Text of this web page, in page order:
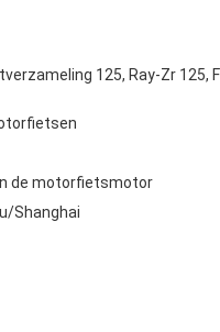
125, Ray-Zr 125,
de motorfietsmotor
Shanghai